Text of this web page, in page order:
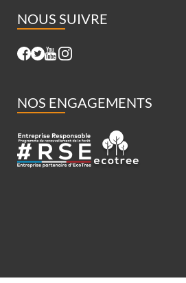
NOUS SUIVRE
NOS ENGAGEMENTS